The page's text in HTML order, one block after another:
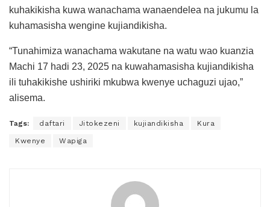
kuhakikisha kuwa wanachama wanaendelea na jukumu la
kuhamasisha wengine kujiandikisha.
“Tunahimiza wanachama wakutane na watu wao kuanzia
Machi 17 hadi 23, 2025 na kuwahamasisha kujiandikisha
ili tuhakikishe ushiriki mkubwa kwenye uchaguzi ujao,”
alisema.
Tags: daftari Jitokezeni kujiandikisha Kura
Kwenye Wapiga